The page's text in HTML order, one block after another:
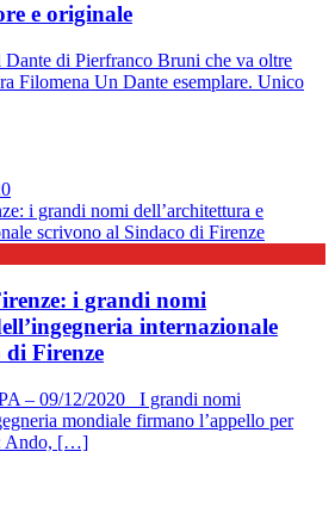
e originale
di Pierfranco Bruni che va oltre
Filomena Un Dante esemplare. Unico
i grandi nomi
internazionale
di Firenze
– 09/12/2020 I grandi nomi
mondiale firmano l’appello per
Ando, […]